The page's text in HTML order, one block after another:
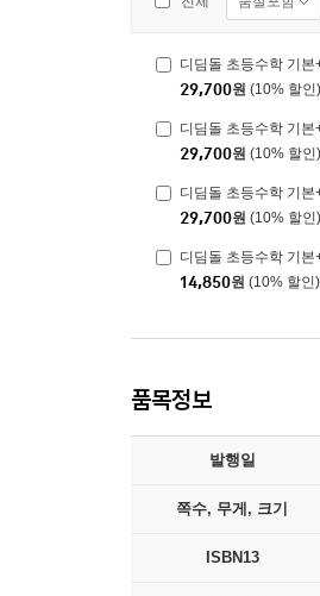
디딤돌 초등수학 기
29,700원 (10% 할인)
디딤돌 초등수학 기
29,700원 (10% 할인)
디딤돌 초등수학 기
29,700원 (10% 할인)
디딤돌 초등수학 기
14,850원 (10% 할인)
품목정보
발행일
쪽수, 무게, 크기
ISBN13